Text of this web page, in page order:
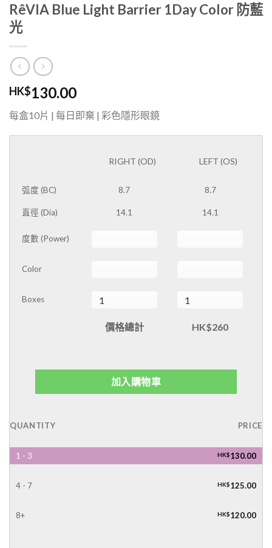
RêVIA Blue Light Barrier 1Day Color 防藍
光
HK$130.00
每盒10片 | 每日即棄 | 彩色隱形眼鏡
RIGHT (OD) LEFT (OS)
弧度 (BC) 8.7 8.7
直徑 (Dia) 14.1 14.1
度數 (Power)
Color
Boxes
價格總計 HK$260
加入購物車
QUANTITY PRICE
1 - 3 HK$130.00
4 - 7 HK$125.00
8+ HK$120.00